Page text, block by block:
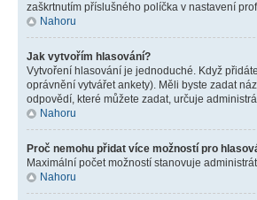
zaškrtnutím příslušného políčka v nastavení
Nahoru
Jak vytvořím hlasování?
Vytvoření hlasování je jednoduché. Když
oprávnění vytvářet ankety). Měli byste zadat
odpovědí, které můžete zadat, určuje
Nahoru
Proč nemohu přidat více možností pro
Maximální počet možností stanovuje
Nahoru